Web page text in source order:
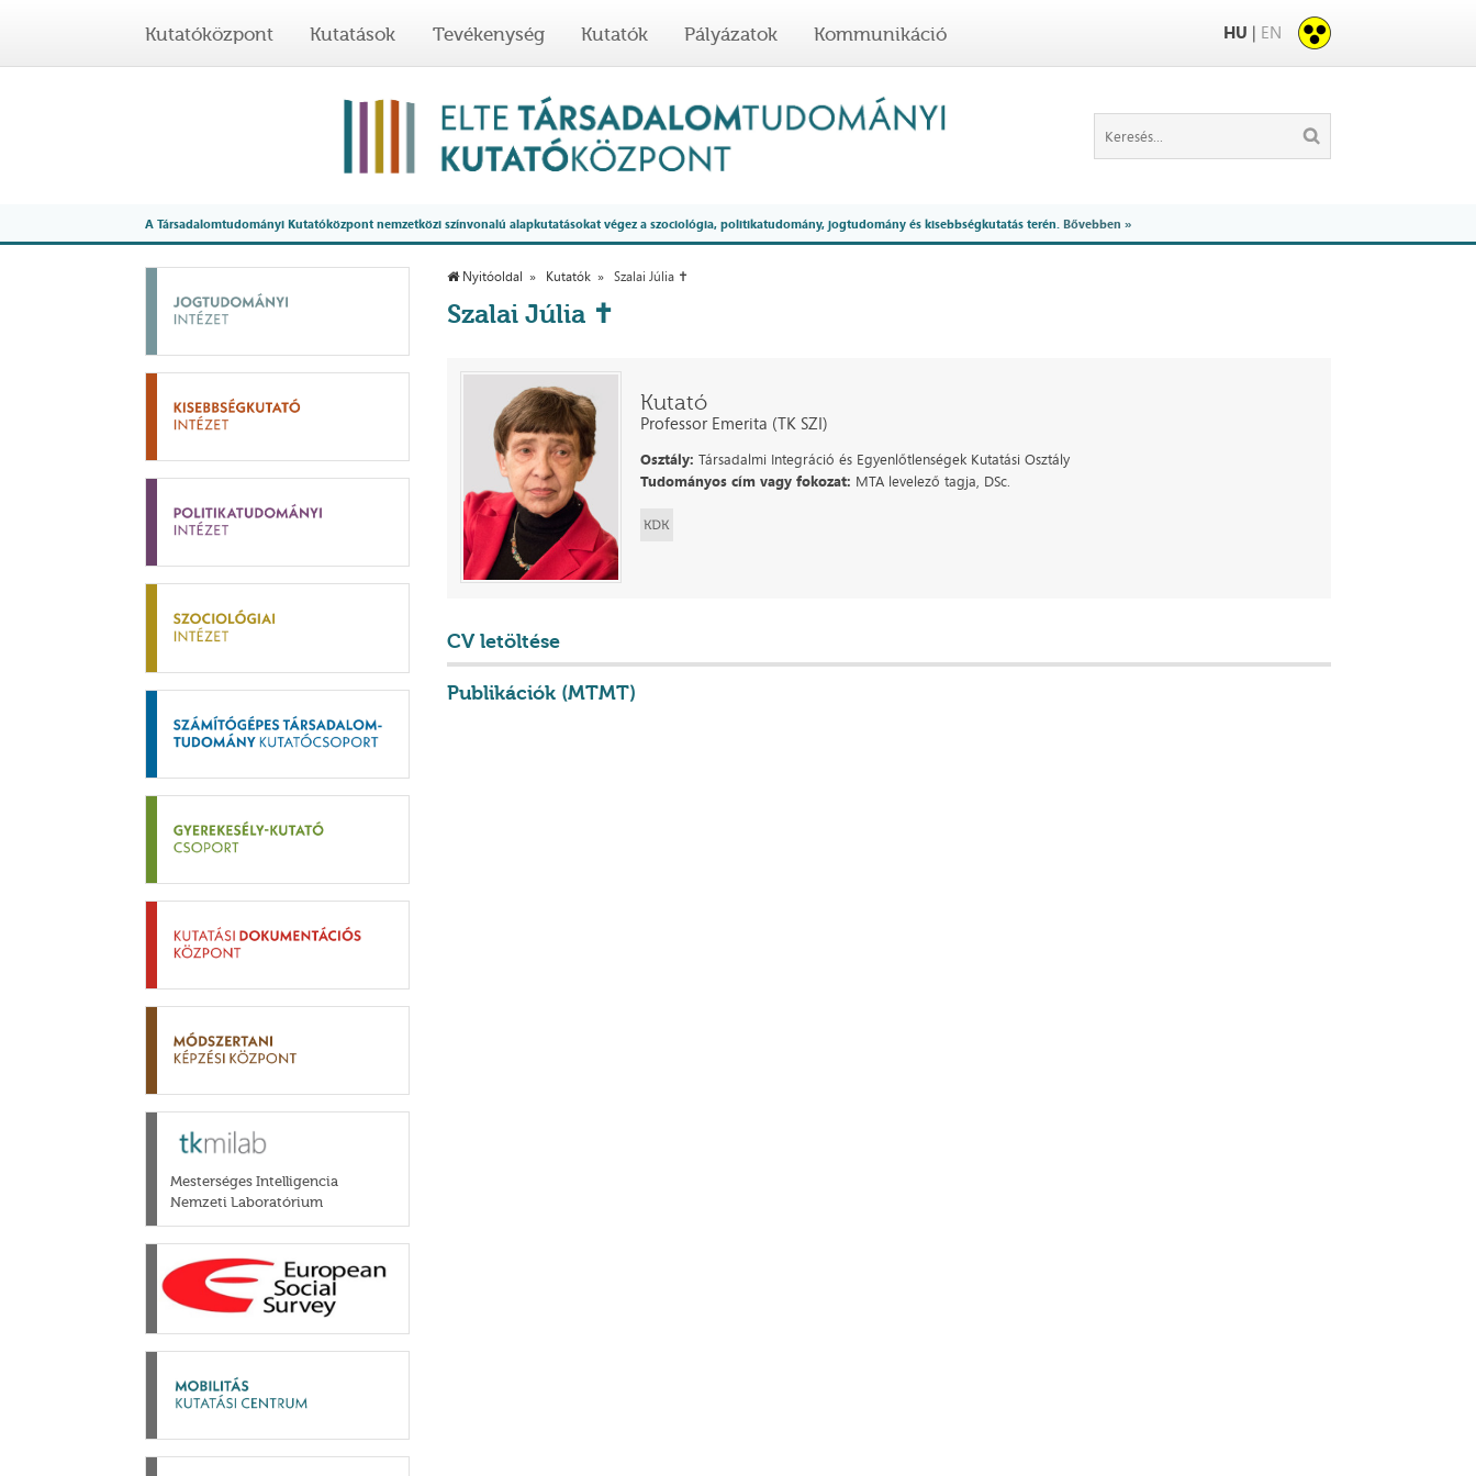
Kutatóközpont Kutatások Tevékenység Kutatók Pályázatok Kommunikáció HU | EN
A Társadalomtudományi Kutatóközpont nemzetközi színvonalú alapkutatásokat végez a szociológia, politikatudomány, jogtudomány és kisebbségkutatás terén. Bővebben »
Mesterséges Intelligencia
Nemzeti Laboratórium
Nyitóoldal Kutatók Szalai Júlia ✝
Szalai Júlia ✝
Kutató
Professor Emerita (TK SZI)
Osztály: Társadalmi Integráció és Egyenlőtlenségek Kutatási Osztály
Tudományos cím vagy fokozat: MTA levelező tagja, DSc.
CV letöltése
Publikációk (MTMT)